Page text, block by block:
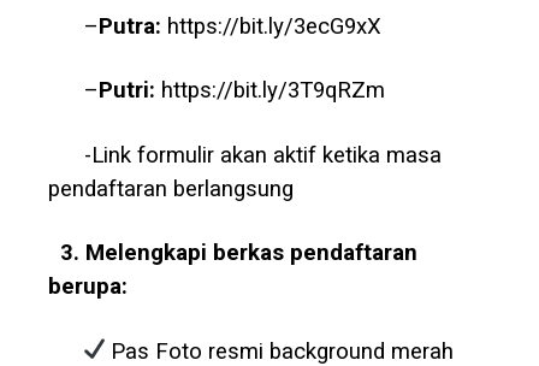
–Putra: https://bit.ly/3ecG9xX
–Putri: https://bit.ly/3T9qRZm
-Link formulir akan aktif ketika masa
pendaftaran berlangsung
3. Melengkapi berkas pendaftaran
berupa:
Pas Foto resmi background merah